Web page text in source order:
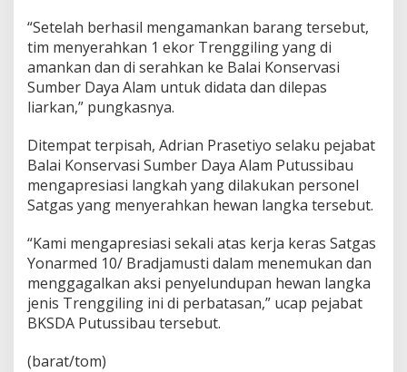
“Setelah berhasil mengamankan barang tersebut,
tim menyerahkan 1 ekor Trenggiling yang di
amankan dan di serahkan ke Balai Konservasi
Sumber Daya Alam untuk didata dan dilepas
liarkan,” pungkasnya.
Ditempat terpisah, Adrian Prasetiyo selaku pejabat
Balai Konservasi Sumber Daya Alam Putussibau
mengapresiasi langkah yang dilakukan personel
Satgas yang menyerahkan hewan langka tersebut.
“Kami mengapresiasi sekali atas kerja keras Satgas
Yonarmed 10/ Bradjamusti dalam menemukan dan
menggagalkan aksi penyelundupan hewan langka
jenis Trenggiling ini di perbatasan,” ucap pejabat
BKSDA Putussibau tersebut.
(barat/tom)